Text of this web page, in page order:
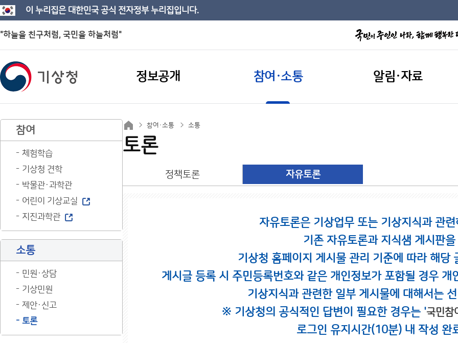
이 누리집은 대한민국 공식 전자정부 누리집입니다.
"하늘을 친구처럼, 국민을 하늘처럼"
정보공개 참여·소통 알림·자료
참여
체험학습
기상청 견학
박물관·과학관
어린이 기상교실
지진과학관
소통
민원·상담
기상민원
제안·신고
토론
참여·소통 소통
토론
정책토론 자유토론
자유토론은 기상업무 또는 기상지식과 관
기존 자유토론과 지식샘 게시판
기상청 홈페이지 게시물 관리 기준에 따라 해당
게시글 등록 시 주민등록번호와 같은 개인정보가 포함될 경우
기상지식과 관련한 일부 게시물에 대해서는
※ 기상청의 공식적인 답변이 필요한 경우는 '국민참
로그인 유지시간(10분) 내 작성 완